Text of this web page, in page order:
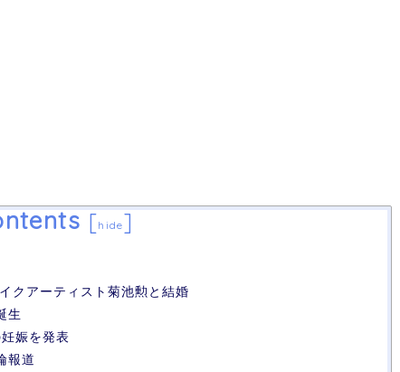
[hide]
クアーティスト菊池勲と結婚
生
娠を発表
報道